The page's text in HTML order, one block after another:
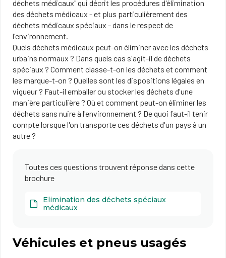
déchets médicaux" qui décrit les procédures d'élimination
des déchets médicaux - et plus particulièrement des
déchets médicaux spéciaux - dans le respect de
l'environnement.
Quels déchets médicaux peut-on éliminer avec les déchets
urbains normaux ? Dans quels cas s'agit-il de déchets
spéciaux ? Comment classe-t-on les déchets et comment
les marque-t-on ? Quelles sont les dispositions légales en
vigueur ? Faut-il emballer ou stocker les déchets d'une
manière particulière ? Où et comment peut-on éliminer les
déchets sans nuire à l'environnement ? De quoi faut-il tenir
compte lorsque l'on transporte ces déchets d'un pays à un
autre ?
Toutes ces questions trouvent réponse dans cette
brochure
Elimination des déchets spéciaux
médicaux
Véhicules et pneus usagés